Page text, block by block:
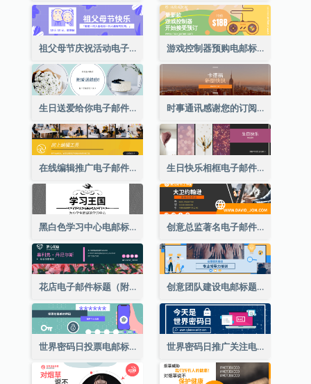
祖父母节庆祝活动电子邮件标题 游戏控制器预购电邮标题
生日送爱给你电子邮件标题 时事通讯感谢您的订阅电子邮件标题
在线编辑推广电子邮件标题 生日快乐相框电子邮件标题
黑白色学习中心电邮标题 创意总监著名电子邮件标题
花店电子邮件标题（附资料） 创意团队建设电邮标题
世界密码日投票电邮标题 世界密码日推广关注电邮标题